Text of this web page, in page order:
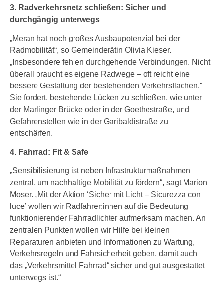
3. Radverkehrsnetz schließen: Sicher und
durchgängig unterwegs
„Meran hat noch großes Ausbaupotenzial bei der
Radmobilität“, so Gemeinderätin Olivia Kieser.
„Insbesondere fehlen durchgehende Verbindungen. Nicht
überall braucht es eigene Radwege – oft reicht eine
bessere Gestaltung der bestehenden Verkehrsflächen.“
Sie fordert, bestehende Lücken zu schließen, wie unter
der Marlinger Brücke oder in der Goethestraße, und
Gefahrenstellen wie in der Garibaldistraße zu
entschärfen.
4. Fahrrad: Fit & Safe
„Sensibilisierung ist neben Infrastrukturmaßnahmen
zentral, um nachhaltige Mobilität zu fördern“, sagt Marion
Moser. „Mit der Aktion ‘Sicher mit Licht – Sicurezza con
luce’ wollen wir Radfahrer:innen auf die Bedeutung
funktionierender Fahrradlichter aufmerksam machen. An
zentralen Punkten wollen wir Hilfe bei kleinen
Reparaturen anbieten und Informationen zu Wartung,
Verkehrsregeln und Fahrsicherheit geben, damit auch
das „Verkehrsmittel Fahrrad“ sicher und gut ausgestattet
unterwegs ist.“